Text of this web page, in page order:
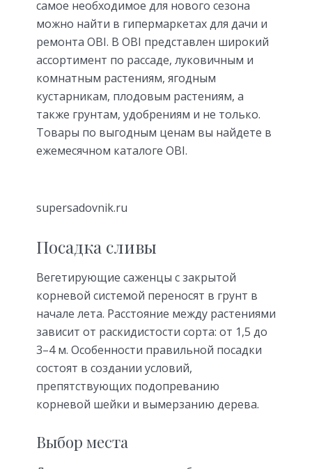
самое необходимое для нового сезона
можно найти в гипермаркетах для дачи и
ремонта OBI. В OBI представлен широкий
ассортимент по рассаде, луковичным и
комнатным растениям, ягодным
кустарникам, плодовым растениям, а
также грунтам, удобрениям и не только.
Товары по выгодным ценам вы найдете в
ежемесячном каталоге OBI.
supersadovnik.ru
Посадка сливы
Вегетирующие саженцы с закрытой
корневой системой переносят в грунт в
начале лета. Расстояние между растениями
зависит от раскидистости сорта: от 1,5 до
3–4 м. Особенности правильной посадки
состоят в создании условий,
препятствующих подопреванию
корневой шейки и вымерзанию дерева.
Выбор места